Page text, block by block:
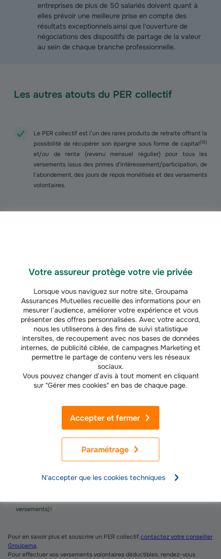
Votre assureur protège votre vie privée
Lorsque vous naviguez sur notre site, Groupama
Assurances Mutuelles recueille des informations pour en
mesurer l’audience, améliorer votre expérience et vous
présenter des offres personnalisées. Avec votre accord,
nous les utiliserons à des fins de suivi statistique
intersites, de recoupement avec nos bases de données
internes, de publicité ciblée, de campagnes Marketing et
permettre le partage de contenu vers les réseaux
sociaux.
Vous pouvez changer d’avis à tout moment en cliquant
sur "Gérer mes cookies" en bas de chaque page.
Paramétrage
Accepter et fermer
N'accepter que les cookies techniques
entreprises de plus de 50 salariés doivent quant à
elles prévoir une meilleure prise en compte des
résultats exceptionnels ainsi que l'ouverture de
négociations des dispositifs de partage de la valeur
au sein de chaque branche professionnelle.
Les autres atouts du PER collectif
Le PER collectif est l’un des rares produits de retraite offrant la
possibilité de récupérer son épargne sous forme de capital(15)
et/ou de rente (revenu mensuel régulier) pour tous les
versements issus des primes d’intéressement/participation, de
l’abondement, des jours de repos monétisés et des versements
volontaires.
Le PER collectif vous donne également la possibilité
de transférer vos anciens contrats d’épargne
retraite (PERP, Madelin, Article 83, PERCO…) dans un unique
contrat, qui vous suit au long de votre carrière professionnelle.
Les dates à retenir
Avant le 31 décembre 2025 :si ce n’est déjà fait, mettez en place un
PER collectif dans votre entreprise. Vous et vos salariés pouvez y
réaliser des versements volontaires déductibles sur votre espace
versements) !
Pour en savoir plus et souscrire un PER collectif,contactez votre conseiller
Groupama.
Pour effectuer vos versements volontaires déductibles, rendez-vous